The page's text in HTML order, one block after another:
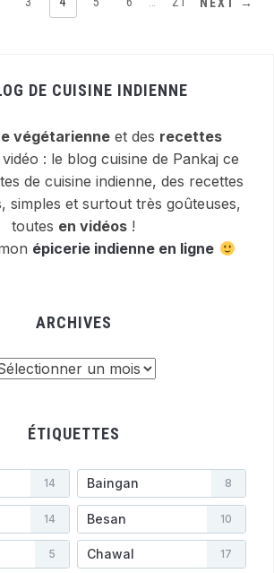
DE CUISINE INDIENNE
végétarienneet des recettes
: le blog cuisine de Pankaj ce
de cuisine indienne, des recettes
simples et surtout très goûteuses,
toutes en vidéos !
épicerie indienne en ligne
ARCHIVES
ÉTIQUETTES
14 Baingan 8
14 Besan 10
5 Chawal 17